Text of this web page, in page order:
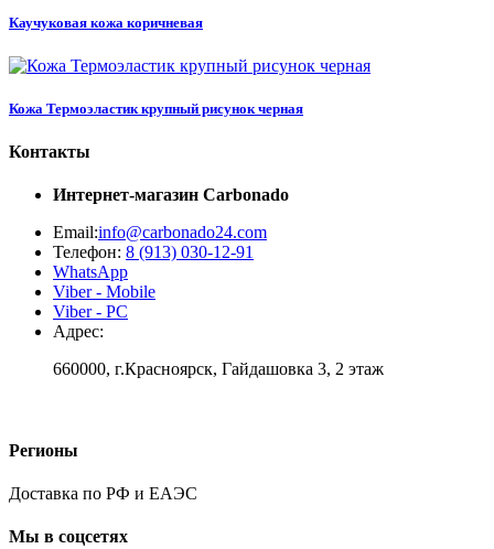
Каучуковая кожа коричневая
Кожа Термоэластик крупный рисунок черная
Контакты
Интернет-магазин Carbonado
Email:info@carbonado24.com
Телефон: 8 (913) 030-12-91
WhatsApp
Viber - Mobile
Viber - PC
Адрес:
660000, г.Красноярск, Гайдашовка 3, 2 этаж
Регионы
Доставка по РФ и ЕАЭС
Мы в соцсетях